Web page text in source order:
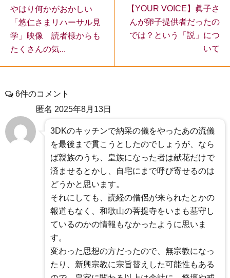
やはり何かがおかしい
「悠仁さまリハーサル見
学」映像 読者様からも
たくさんの気...
【YOUR VOICE】眞子さ
んが卵子提供者だったの
では？という「説」につ
いて
6件のコメント
匿名 2025年8月13日
3DKのキッチンで納采の儀をやったあの流儀
を最後まで貫こうとしたのでしょうが、なら
ば親族のうち、皇族になった者は献花だけで
済ませるとかし、自宅にまで呼び寄せるのは
どうかと思います。
それにしても、読経の僧侶が来られたとかの
報道もなく、和歌山の菩提寺をいまも墓守し
ているのかの情報もなかったように思いま
す。
変わった思想の方だったので、無宗教になっ
たり、新興宗教に宗旨替えした可能性もある